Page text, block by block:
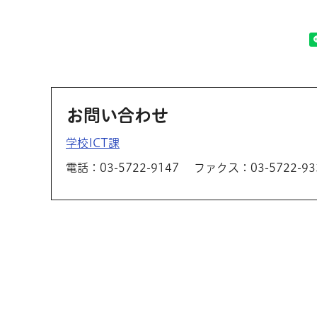
お問い合わせ
学校ICT課
電話：03-5722-9147 ファクス：03-5722-